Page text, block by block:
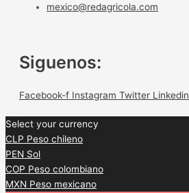
mexico@redagricola.com
Siguenos:
Facebook-f Instagram Twitter Linkedin
Select your currency
CLP Peso chileno
PEN Sol
COP Peso colombiano
MXN Peso mexicano